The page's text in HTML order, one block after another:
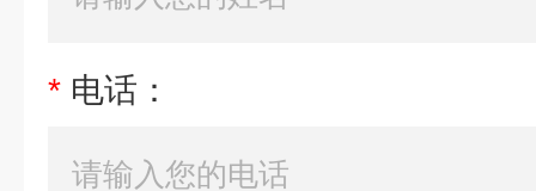
* 电话：